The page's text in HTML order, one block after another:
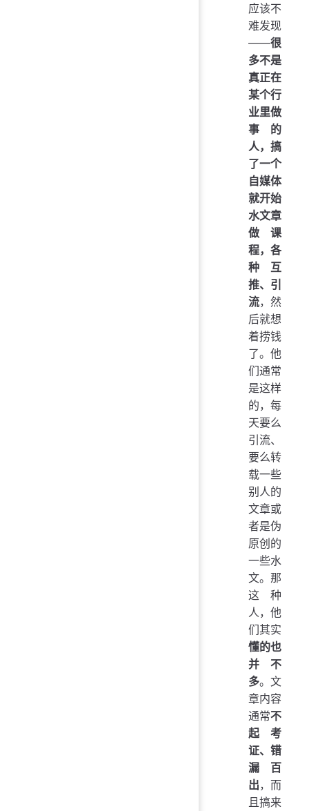
应该不
难发现
——很
多不是
真正在
某个行
业里做
事的
人，搞
了一个
自媒体
就开始
水文章
做课
程，各
种互
推、引
流，然
后就想
着捞钱
了。他
们通常
是这样
的，每
天要么
引流、
要么转
载一些
别人的
文章或
者是伪
原创的
一些水
文。那
这种
人，他
们其实
懂的也
并不
多。文
章内容
通常不
起考
证、错
漏百
出，而
且搞来